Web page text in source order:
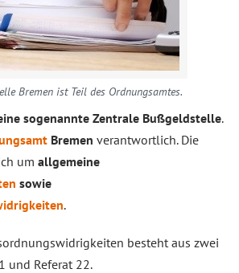
Bremen ist Teil des Ordnungsamtes.
sogenannte Zentrale Bußgeldstelle.
Bremen verantwortlich. Die
um allgemeine
sowie
.
besteht aus zwei
und Referat 22.